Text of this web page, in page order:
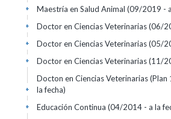
Maestría en Salud Animal (09/2019 -
+
Doctor en Ciencias Veterinarias (06/
+
Doctor en Ciencias Veterinarias (05/
+
Doctor en Ciencias Veterinarias (11/
+
Docton en Ciencias Veterinarias
la fecha)
+
Educación Continua (04/2014 - a la
+